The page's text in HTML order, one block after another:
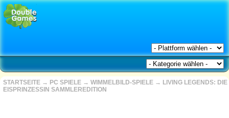
STARTSEITE → PC SPIELE → WIMMELBILD-SPIELE → LIVING LEGENDS: DIE
EISPRINZESSIN SAMMLEREDITION